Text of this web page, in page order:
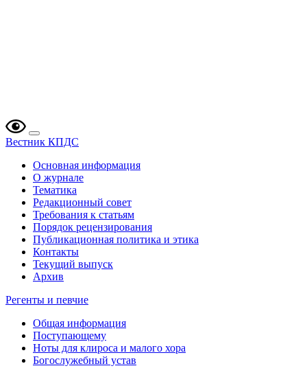
Вестник КПДС
Основная информация
О журнале
Тематика
Редакционный совет
Требования к статьям
Порядок рецензирования
Публикационная политика и этика
Контакты
Текущий выпуск
Архив
Регенты и певчие
Общая информация
Поступающему
Ноты для клироса и малого хора
Богослужебный устав